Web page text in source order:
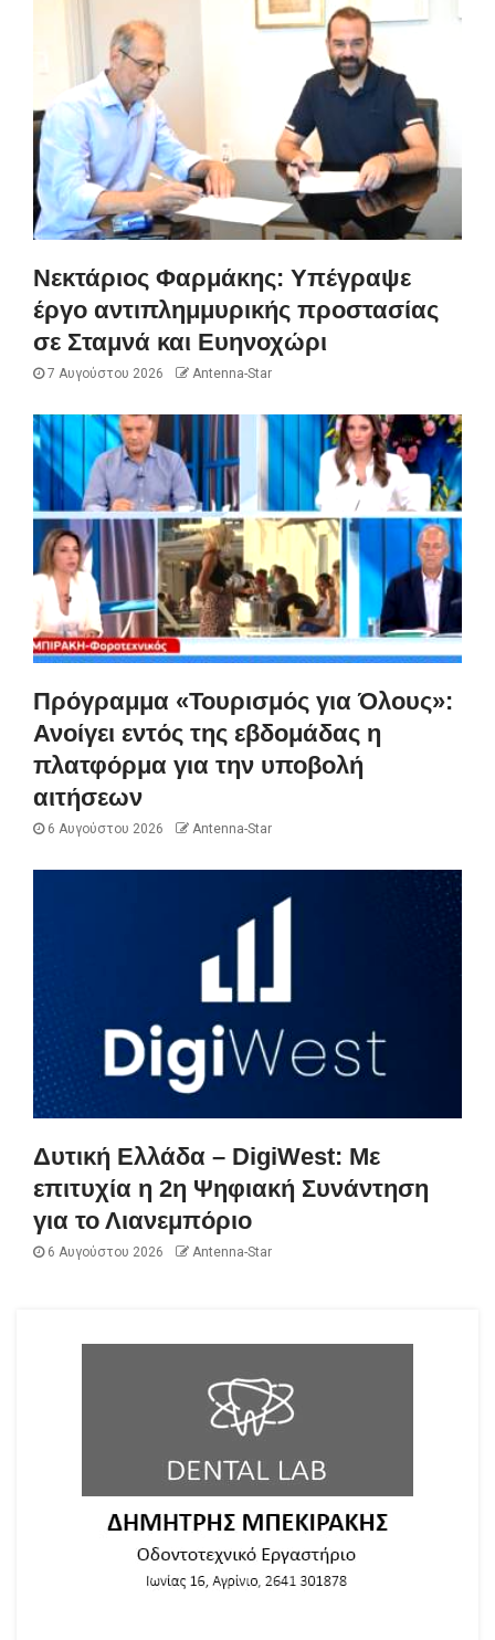
Νεκτάριος Φαρμάκης: Υπέγραψε
έργο αντιπλημμυρικής προστασίας
σε Σταμνά και Ευηνοχώρι
7 Αυγούστου 2026 Antenna-Star
Πρόγραμμα «Τουρισμός για Όλους»:
Ανοίγει εντός της εβδομάδας η
πλατφόρμα για την υποβολή
αιτήσεων
6 Αυγούστου 2026 Antenna-Star
Δυτική Ελλάδα – DigiWest: Με
επιτυχία η 2η Ψηφιακή Συνάντηση
για το Λιανεμπόριο
6 Αυγούστου 2026 Antenna-Star